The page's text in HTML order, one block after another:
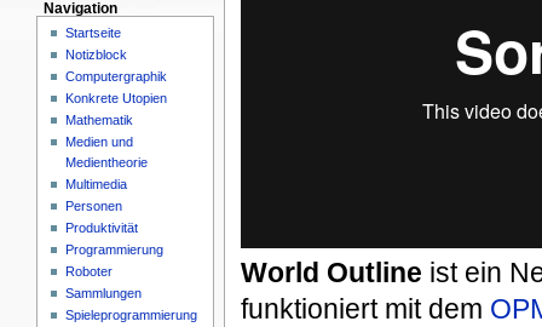
World Outline ist ein
funktioniert mit dem
Navigation
Startseite
Notizblock
Computergraphik
Konkrete Utopien
Mathematik
Medien und
Medientheorie
Multimedia
Personen
Produktivität
Programmierung
Roboter
Sammlungen
Spieleprogrammierung